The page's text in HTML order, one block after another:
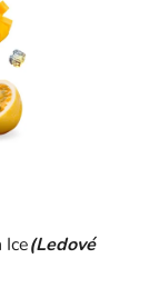
Ice(Ledové